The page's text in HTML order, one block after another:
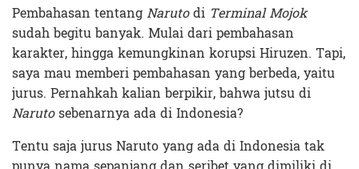
Pembahasan tentangNarutodi Terminal Mojok
sudah begitu banyak. Mulai dari pembahasan
karakter, hingga kemungkinan korupsi Hiruzen. Tapi,
saya mau memberi pembahasan yang berbeda, yaitu
jurus. Pernahkah kalian berpikir, bahwa jutsu di
Narutosebenarnya ada di Indonesia?
Tentu saja jurus Naruto yang ada di Indonesia tak